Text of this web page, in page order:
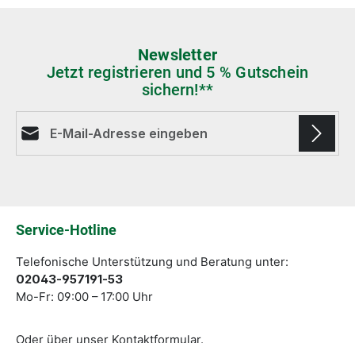
Newsletter
Jetzt registrieren und 5 % Gutschein
sichern!**
Service-Hotline
Telefonische Unterstützung und Beratung unter:
02043-957191-53
Mo-Fr: 09:00 – 17:00 Uhr
Oder über unser Kontaktformular.